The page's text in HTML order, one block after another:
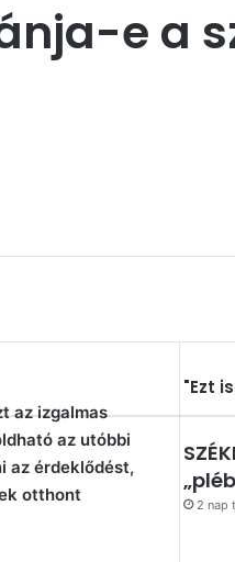
e a
az izgalmas
az utóbbi
az érdeklődést,
otthont
"Ezt
2 nap